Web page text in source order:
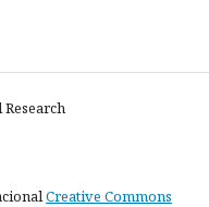
Creative Commons